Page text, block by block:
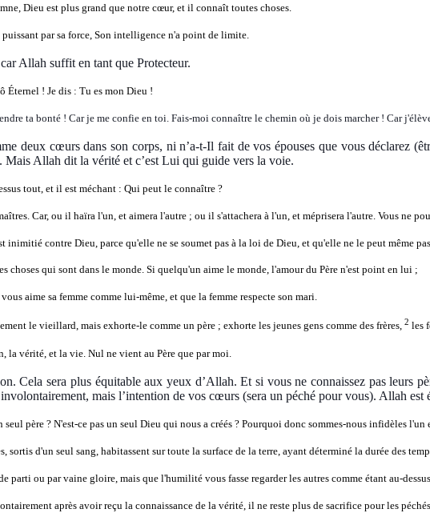
Dieu est plus grand que notre cœur, et il connaît toutes choses.
puissant par sa force, Son intelligence n'a point de limite.
Allah suffit en tant que Protecteur.
Éternel ! Je dis : Tu es mon Dieu !
ta bonté ! Car je me confie en toi. Fais-moi connaître le chemin où je dois marcher ! Car
deux cœurs dans son corps, ni n’a-t-Il fait de vos épouses que vous déclarez
Mais Allah dit la vérité et c’est Lui qui guide vers la voie.
tout, et il est méchant : Qui peut le connaître ?
Car, ou il haïra l'un, et aimera l'autre ; ou il s'attachera à l'un, et méprisera l'autre. Vous ne
inimitié contre Dieu, parce qu'elle ne se soumet pas à la loi de Dieu, et qu'elle ne le peut même
choses qui sont dans le monde. Si quelqu'un aime le monde, l'amour du Père n'est point en lui ;
aime sa femme comme lui-même, et que la femme respecte son mari.
le vieillard, mais exhorte-le comme un père ; exhorte les jeunes gens comme des frères,2 les
la vérité, et la vie. Nul ne vient au Père que par moi.
Cela sera plus équitable aux yeux d’Allah. Et si vous ne connaissez pas leurs
mais l’intention de vos cœurs (sera un péché pour vous). Allah
seul père ? N'est-ce pas un seul Dieu qui nous a créés ? Pourquoi donc sommes-nous infidèles
sortis d'un seul sang, habitassent sur toute la surface de la terre, ayant déterminé la durée des
parti ou par vaine gloire, mais que l'humilité vous fasse regarder les autres comme étant au-
après avoir reçu la connaissance de la vérité, il ne reste plus de sacrifice pour les péchés,